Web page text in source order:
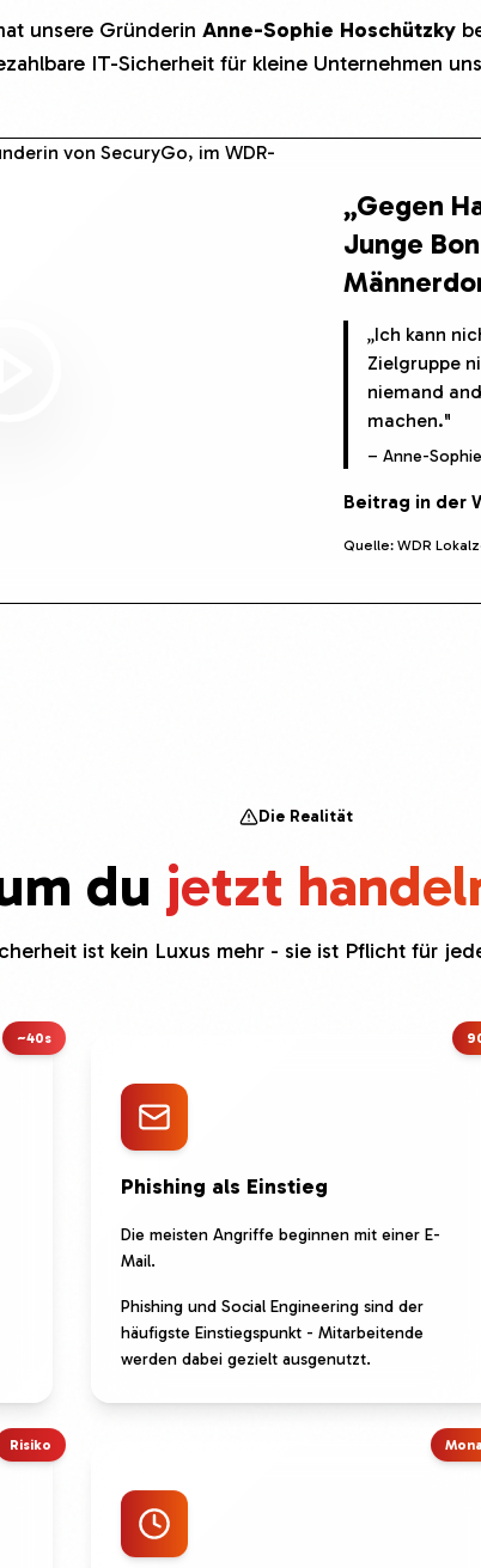
unsere Gründerin Anne-Sophie Hoschützky
IT-Sicherheit für kleine Unternehmen
„Gegen
Junge
„Ich kann
Zielgruppe
niemand
machen."
– Anne-
Beitrag in der
Quelle: WDR
Die Realität
du jetzt
ist kein Luxus mehr - sie ist Pflicht für
~40s
Phishing als Einstieg
Die meisten Angriffe beginnen mit einer E-
Mail.
Phishing und Social Engineering sind der
häufigste Einstiegspunkt - Mitarbeitende
werden dabei gezielt ausgenutzt.
Risiko